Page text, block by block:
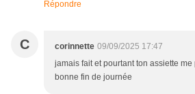
Répondre
C corinnette 09/09/2025 17:47
jamais fait et pourtant ton assiette
bonne fin de journée